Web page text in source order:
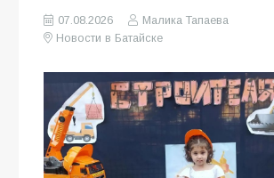
07.08.2026
Малика Тапаева
Новости в Батайске